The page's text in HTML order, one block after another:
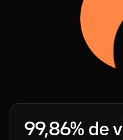
99,86% de